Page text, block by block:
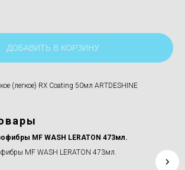
ДОБАВИТЬ В КОРЗИНУ
(легкое) RX Coating 50мл ARTDESHINE
MF WASH LERATON 473мл.
MF WASH LERATON 473мл.